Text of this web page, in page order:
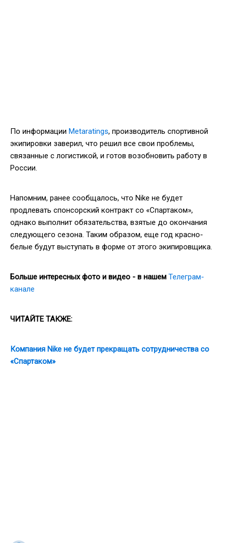
По информации Metaratings, производитель спортивной
экипировки заверил, что решил все свои проблемы,
связанные с логистикой, и готов возобновить работу в
России.
Напомним, ранее сообщалось, что Nike не будет
продлевать спонсорский контракт со «Спартаком»,
однако выполнит обязательства, взятые до окончания
следующего сезона. Таким образом, еще год красно-
белые будут выступать в форме от этого экипировщика.
Больше интересных фото и видео - в нашем Телеграм-
канале
ЧИТАЙТЕ ТАКЖЕ:
Компания Nike не будет прекращать сотрудничества со
«Спартаком»